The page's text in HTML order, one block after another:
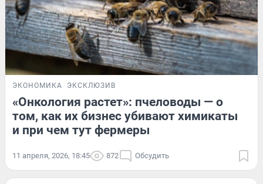
ЭКОНОМИКА ЭКСКЛЮЗИВ
«Онкология растет»: пчеловоды — о
том, как их бизнес убивают химикаты
и при чем тут фермеры
11 апреля, 2026, 18:45 872 Обсудить